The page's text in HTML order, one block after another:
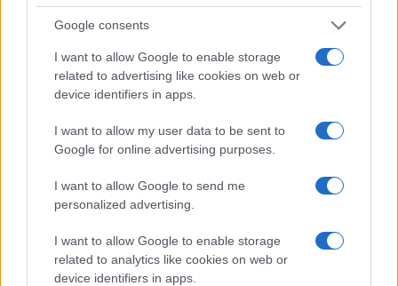
Google consents
I want to allow Google to enable storage
related to advertising like cookies on web or
device identifiers in apps.
I want to allow my user data to be sent to
Google for online advertising purposes.
I want to allow Google to send me
personalized advertising.
I want to allow Google to enable storage
related to analytics like cookies on web or
device identifiers in apps.
potenziale coinvolgimento di organizzazioni
estremiste.
La notizia dell’attacco è di fondamentale
continue sfide che la Turchia affronta nella
gestione del terrorismo interno. “La nostra
lotta continuerà senza regole fino a che
l’ultimo terrorista non sarà neutralizzato”, ha
scritto in un tweet
Ali Yerlikaya.